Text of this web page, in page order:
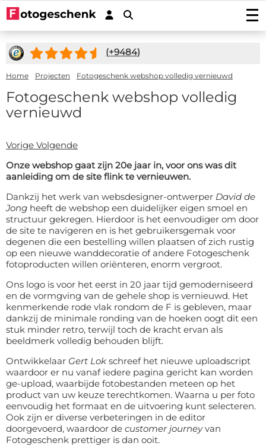
Foto afdrukken
Fineart print
Fotoboeken
Wanddecoratie
Foto op plexiglas
Foto op forex
Foto op canvas
Verlijmde foto's (Gallery Prints)
Foto verlijmd op aluminium
Foto verlijmd op dibond
Stretch canvas
Fotobehang op rol 50cm
Fotobehang uit één stuk
Hexagon, cirkel, ovaal of hart
Foto op hout
Foto op multiplex
Foto op vurenhout
Hardboard posters (nieuw!)
Tuindecoratie
Tuinposter
Fotocadeaus
Fotopuzzel
Fotomemory
Placemats
Onderzetters
Inductie beschermer
Keukenspatscherm
Dartmat
Muismat
Deurmat
Vloermat
Skateboard deck
Fotosticker
Autostickers-camperstickers
Deurstickers
Muurstickers
Magneetstickers
Raamstickers
Actiedeals
Foto Memory
Kinderpuzzel
Foto op koektrommel
Foto sleutelhanger
Fotopuzzel 1000
Muurcirkels
Service/Contact
Offertes
Accessoires
FAQ
Fotogeschenk PRO
Beeldbank
Over ons
Levertijden
Inloggen
WhatsApp
(+9484)
Home Projecten Fotogeschenk webshop volledig vernieuwd
Fotogeschenk webshop volledig
vernieuwd
Vorige Volgende
Onze webshop gaat zijn 20e jaar in, voor ons was dit
aanleiding om de site flink te vernieuwen.
Dankzij het werk van websdesigner-ontwerper David de
Jong heeft de webshop een duidelijker eigen smoel en
structuur gekregen. Hierdoor is het eenvoudiger om door
de site te navigeren en is het gebruikersgemak voor
degenen die een bestelling willen plaatsen of zich rustig
op een nieuwe wanddecoratie of andere Fotogeschenk
fotoproducten willen oriënteren, enorm vergroot.
Ons logo is voor het eerst in 20 jaar tijd gemoderniseerd
en de vormgving van de gehele shop is vernieuwd. Het
kenmerkende rode vlak rondom de F is gebleven, maar
dankzij de minimale ronding van de hoeken oogt dit een
stuk minder retro, terwijl toch de kracht ervan als
beeldmerk volledig behouden blijft.
Ontwikkelaar Gert Lok schreef het nieuwe uploadscript
waardoor er nu vanaf iedere pagina gericht kan worden
ge-upload, waarbijde fotobestanden meteen op het
product van uw keuze terechtkomen. Waarna u per foto
eenvoudig het formaat en de uitvoering kunt selecteren.
Ook zijn er diverse verbeteringen in de editor
doorgevoerd, waardoor de customer journeyvan
Fotogeschenk prettiger is dan ooit.